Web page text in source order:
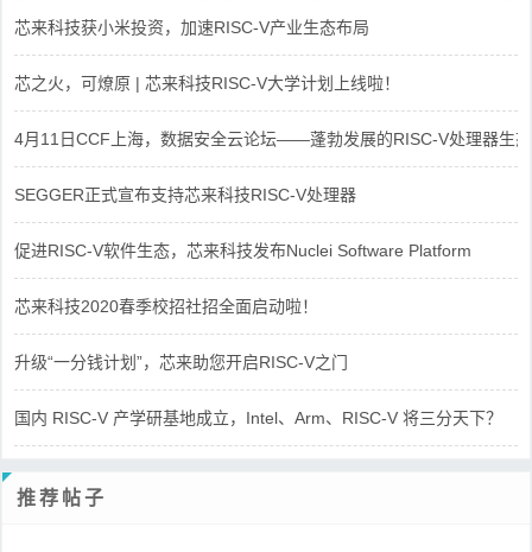
芯来科技获小米投资，加速RISC-V产业生态布局
芯之火，可燎原 | 芯来科技RISC-V大学计划上线啦！
4月11日CCF上海，数据安全云论坛——蓬勃发展的RISC-V处理器生态
SEGGER正式宣布支持芯来科技RISC-V处理器
促进RISC-V软件生态，芯来科技发布Nuclei Software Platform
芯来科技2020春季校招社招全面启动啦！
升级“一分钱计划”，芯来助您开启RISC-V之门
国内 RISC-V 产学研基地成立，Intel、Arm、RISC-V 将三分天下？
推荐帖子